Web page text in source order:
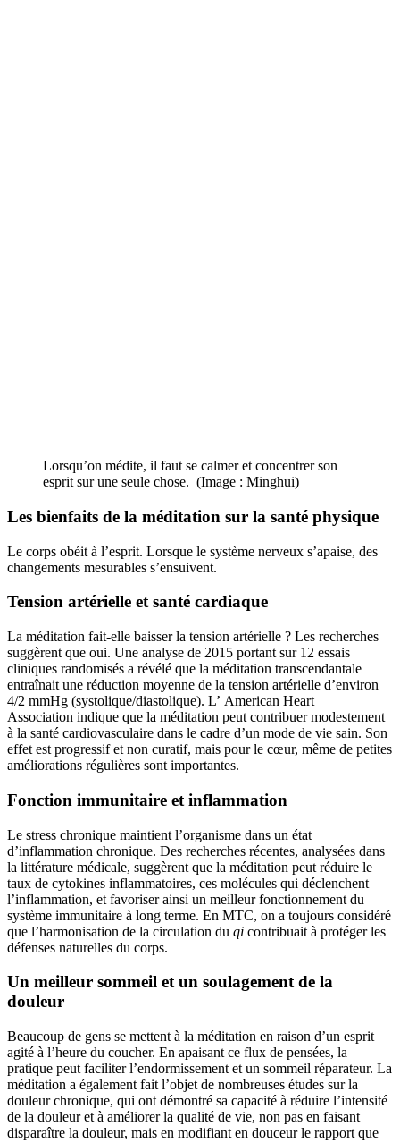
Lorsqu’on médite, il faut se calmer et concentrer son
esprit sur une seule chose. (Image : Minghui)
Les bienfaits de la méditation sur la santé physique
Le corps obéit à l’esprit. Lorsque le système nerveux s’apaise, des
changements mesurables s’ensuivent.
Tension artérielle et santé cardiaque
La méditation fait-elle baisser la tension artérielle ? Les recherches
suggèrent que oui. Une analyse de 2015 portant sur 12 essais
cliniques randomisés a révélé que la méditation transcendantale
entraînait une réduction moyenne de la tension artérielle d’environ
4/2 mmHg (systolique/diastolique). L’ American Heart
Association indique que la méditation peut contribuer modestement
à la santé cardiovasculaire dans le cadre d’un mode de vie sain. Son
effet est progressif et non curatif, mais pour le cœur, même de petites
améliorations régulières sont importantes.
Fonction immunitaire et inflammation
Le stress chronique maintient l’organisme dans un état
d’inflammation chronique. Des recherches récentes, analysées dans
la littérature médicale, suggèrent que la méditation peut réduire le
taux de cytokines inflammatoires, ces molécules qui déclenchent
l’inflammation, et favoriser ainsi un meilleur fonctionnement du
système immunitaire à long terme. En MTC, on a toujours considéré
que l’harmonisation de la circulation du qi contribuait à protéger les
défenses naturelles du corps.
Un meilleur sommeil et un soulagement de la
douleur
Beaucoup de gens se mettent à la méditation en raison d’un esprit
agité à l’heure du coucher. En apaisant ce flux de pensées, la
pratique peut faciliter l’endormissement et un sommeil réparateur. La
méditation a également fait l’objet de nombreuses études sur la
douleur chronique, qui ont démontré sa capacité à réduire l’intensité
de la douleur et à améliorer la qualité de vie, non pas en faisant
disparaître la douleur, mais en modifiant en douceur le rapport que